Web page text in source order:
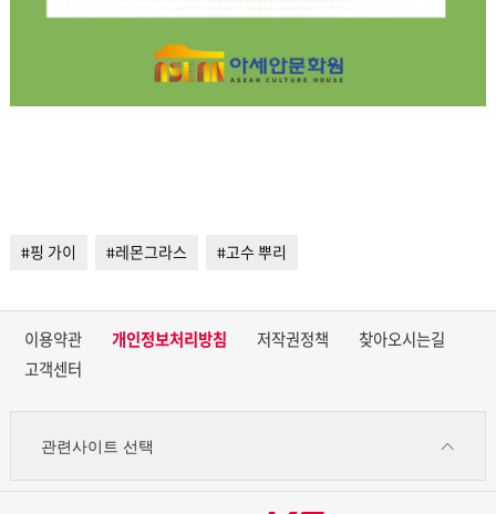
#핑 가이 #레몬그라스 #고수 뿌리
이용약관 개인정보처리방침 저작권정책
찾아오시는길
고객센터
관련사이트 선택